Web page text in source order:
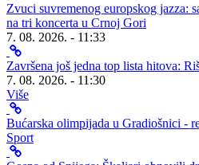
Zvuci suvremenog europskog jazza:
na tri koncerta u Crnoj Gori
7. 08. 2026. - 11:33
Završena još jedna top lista hitova:
7. 08. 2026. - 11:30
Više
Bućarska olimpijada u Gradiošnici -
Sport